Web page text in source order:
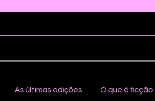
As últimas edições
O que é ficção